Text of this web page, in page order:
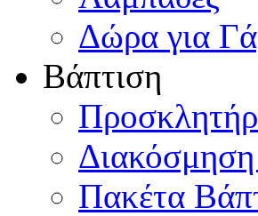
Δώρα για
Βάπτιση
Πακέτα